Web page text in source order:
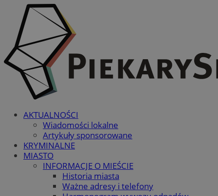
AKTUALNOŚCI
Wiadomości lokalne
Artykuły sponsorowane
KRYMINALNE
MIASTO
INFORMACJE O MIEŚCIE
Historia miasta
Ważne adresy i telefony